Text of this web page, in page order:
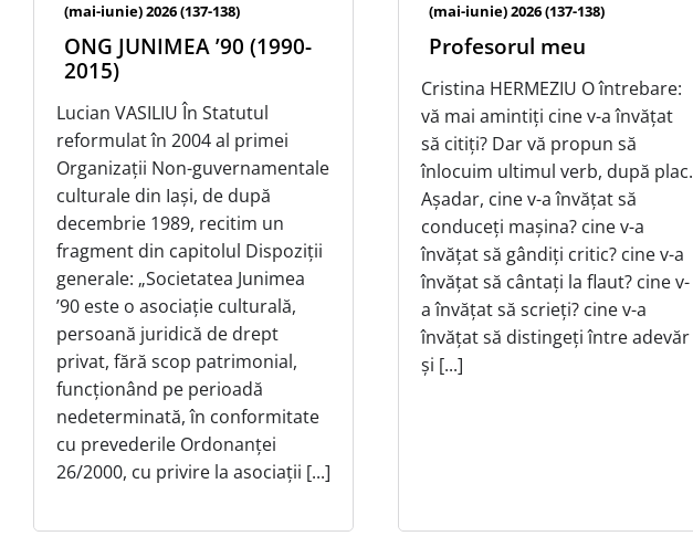
(mai-iunie) 2026 (137-138)
ONG JUNIMEA ’90 (1990-
2015)
Lucian VASILIU În Statutul
reformulat în 2004 al primei
Organizații Non-guvernamentale
culturale din Iași, de după
decembrie 1989, recitim un
fragment din capitolul Dispoziții
generale: „Societatea Junimea
’90 este o asociație culturală,
persoană juridică de drept
privat, fără scop patrimonial,
funcționând pe perioadă
nedeterminată, în conformitate
cu prevederile Ordonanței
26/2000, cu privire la asociații [...]
(mai-iunie) 2026 (137-138)
Profesorul meu
Cristina HERMEZIU O întrebare:
vă mai amintiți cine v-a învățat
să citiți? Dar vă propun să
înlocuim ultimul verb, după plac.
Așadar, cine v-a învățat să
conduceți mașina? cine v-a
învățat să gândiți critic? cine v-a
învățat să cântați la flaut? cine v-
a învățat să scrieți? cine v-a
învățat să distingeți între adevăr
și [...]